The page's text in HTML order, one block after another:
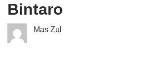
Bintaro
Mas Zul